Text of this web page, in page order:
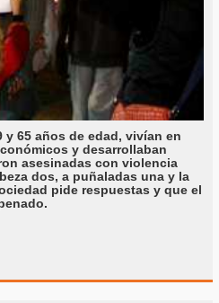
65 años de edad, vivían en
y desarrollaban
asesinadas con violencia
dos, a puñaladas una y la
pide respuestas y que el